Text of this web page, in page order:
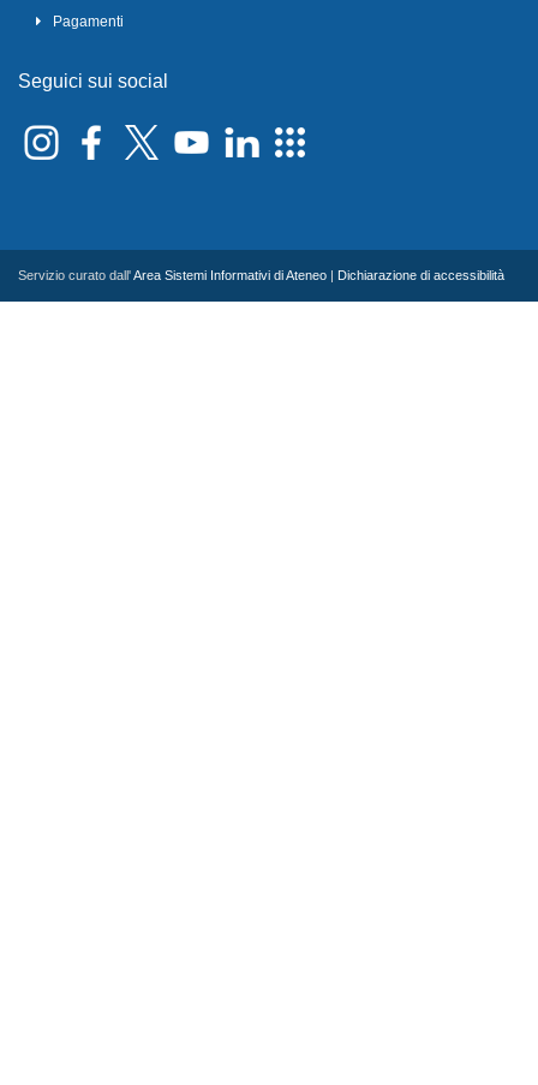
Pagamenti
Seguici sui social
Servizio curato dall'Area Sistemi Informativi di Ateneo Dichiarazione di accessibilità